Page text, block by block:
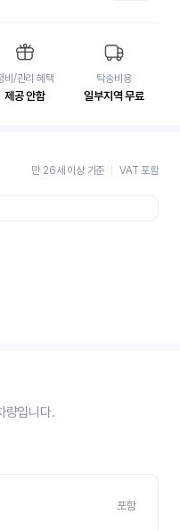
비/관리 혜택
제공 안함
탁송비용
일부지역 무료
만 26세 이상 기준 VAT 포함
량입니다.
포함